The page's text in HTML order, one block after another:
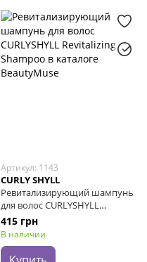
Артикул: 1143
CURLY SHYLL
Ревитализирующий шампунь
для волос CURLYSHYLL
Revitalizing Shampoo, 50 мл
415 грн
В наличии